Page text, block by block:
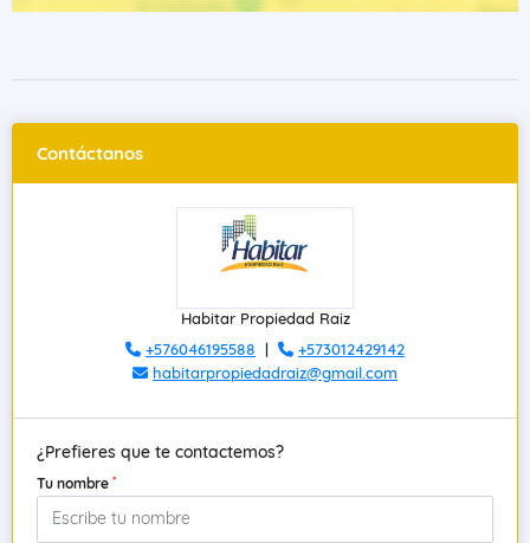
Contáctanos
Habitar Propiedad Raiz
+576046195588 |
+573012429142
habitarpropiedadraiz@gmail.com
¿Prefieres que te contactemos?
Tu nombre *